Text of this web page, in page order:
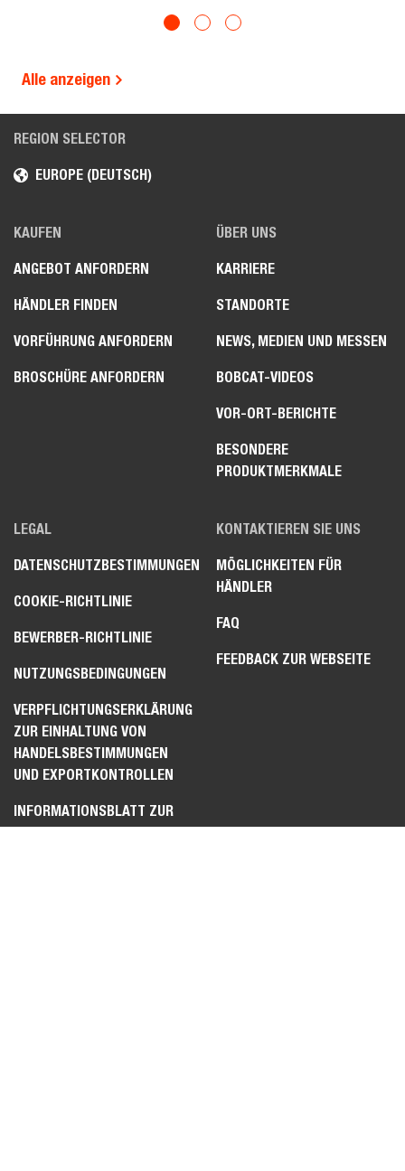
Alle anzeigen
REGION SELECTOR
EUROPE (DEUTSCH)
KAUFEN
ANGEBOT ANFORDERN
HÄNDLER FINDEN
VORFÜHRUNG ANFORDERN
BROSCHÜRE ANFORDERN
ÜBER UNS
KARRIERE
STANDORTE
NEWS, MEDIEN UND MESSEN
BOBCAT-VIDEOS
VOR-ORT-BERICHTE
BESONDERE
PRODUKTMERKMALE
LEGAL
DATENSCHUTZBESTIMMUNGEN
COOKIE-RICHTLINIE
BEWERBER-RICHTLINIE
NUTZUNGSBEDINGUNGEN
VERPFLICHTUNGSERKLÄRUNG
ZUR EINHALTUNG VON
HANDELSBESTIMMUNGEN
UND EXPORTKONTROLLEN
INFORMATIONSBLATT ZUR
DATENVERORDNUNG
KONTAKTIEREN SIE UNS
MÖGLICHKEITEN FÜR
HÄNDLER
FAQ
FEEDBACK ZUR WEBSEITE